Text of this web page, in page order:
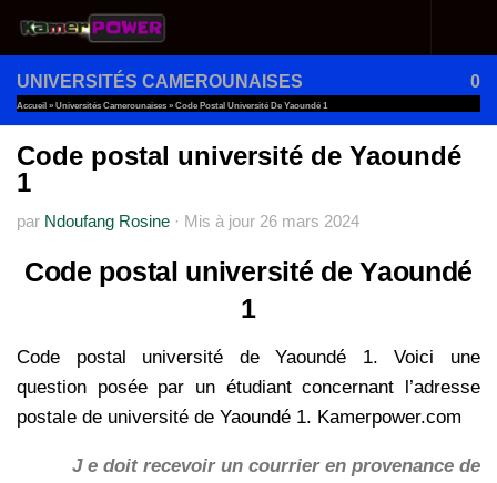
Au dessous du contenu
UNIVERSITÉS CAMEROUNAISES 0
Accueil » Universités Camerounaises » Code Postal Université De Yaoundé 1
Code postal université de Yaoundé
1
par Ndoufang Rosine · Mis à jour 26 mars 2024
Code postal université de Yaoundé
1
Code postal université de Yaoundé 1. Voici une
question posée par un étudiant concernant l’adresse
postale de université de Yaoundé 1. Kamerpower.com
J e doit recevoir un courrier en provenance de